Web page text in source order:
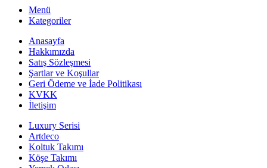
Menü
Kategoriler
Anasayfa
Hakkımızda
Satış Sözleşmesi
Şartlar ve Koşullar
Geri Ödeme ve İade Politikası
KVKK
İletişim
Luxury Serisi
Artdeco
Koltuk Takımı
Köşe Takımı